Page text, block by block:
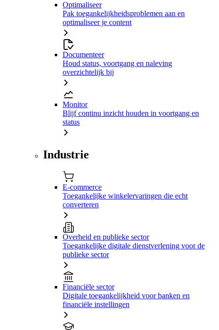
Optimaliseer
Pak toegankelijkheidsproblemen aan en
optimaliseer je content
Documenteer
Houd status, voortgang en naleving
overzichtelijk bij
Monitor
Blijf continu inzicht houden in voortgang en
status
Industrie
E-commerce
Toegankelijke winkelervaringen die echt
converteren
Overheid en publieke sector
Toegankelijke digitale dienstverlening voor de
publieke sector
Financiële sector
Digitale toegankelijkheid voor banken en
financiële instellingen